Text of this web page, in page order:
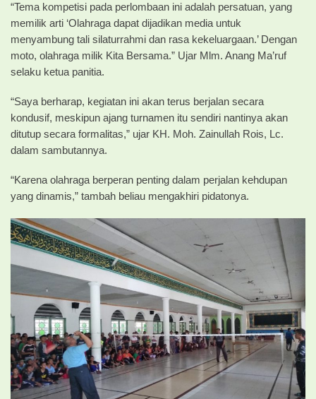
“Tema kompetisi pada perlombaan ini adalah persatuan, yang
memilik arti ‘Olahraga dapat dijadikan media untuk
menyambung tali silaturrahmi dan rasa kekeluargaan.’ Dengan
moto, olahraga milik Kita Bersama.” Ujar Mlm. Anang Ma’ruf
selaku ketua panitia.
“Saya berharap, kegiatan ini akan terus berjalan secara
kondusif, meskipun ajang turnamen itu sendiri nantinya akan
ditutup secara formalitas,” ujar KH. Moh. Zainullah Rois, Lc.
dalam sambutannya.
“Karena olahraga berperan penting dalam perjalan kehdupan
yang dinamis,” tambah beliau mengakhiri pidatonya.